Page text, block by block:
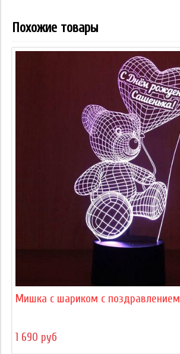
Похожие товары
Мишка с шариком с поздравлением
1 690 руб